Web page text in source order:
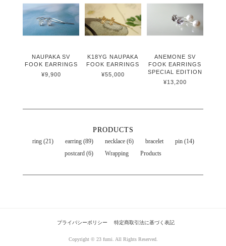
NAUPAKA SV
FOOK EARRINGS
¥9,900
K18YG NAUPAKA
FOOK EARRINGS
¥55,000
ANEMONE SV
FOOK EARRINGS
SPECIAL EDITION
¥13,200
PRODUCTS
ring (21) earring (89) necklace (6) bracelet
pin (14)
postcard (6)
Wrapping Products
プライバシーポリシー 特定商取引法に基づく表記
Copyright © 23 fumi. All Rights Reserved.